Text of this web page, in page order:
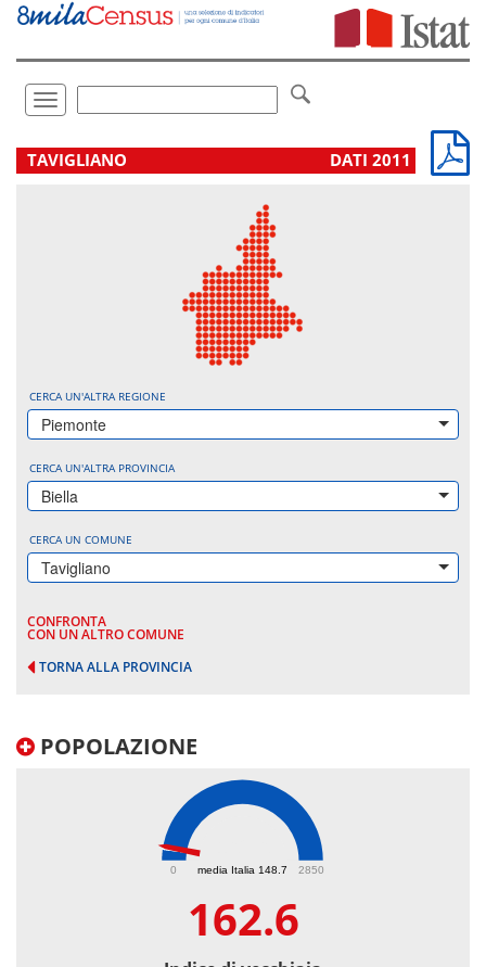
Vai
direttamente
Toggle
navigation
.
TAVIGLIANO DATI 2011
CERCA UN'ALTRA REGIONE
Piemonte
CERCA UN'ALTRA PROVINCIA
Biella
CERCA UN COMUNE
Tavigliano
CONFRONTA
CON UN ALTRO COMUNE
TORNA ALLA PROVINCIA
POPOLAZIONE
media Italia 148.7
0 2850
162.6